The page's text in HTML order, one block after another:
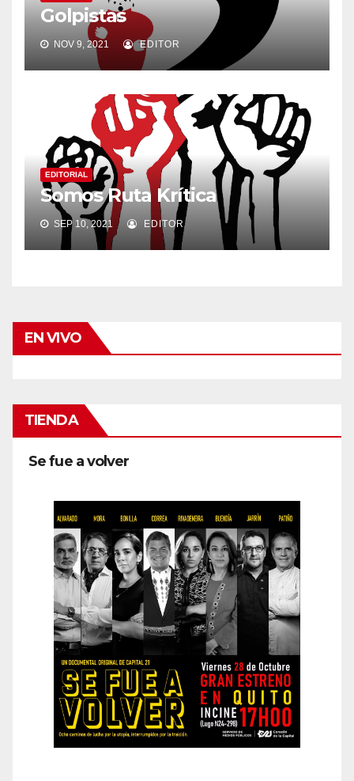
Golpistas
NOV 9, 2021 EDITOR
EDITORIAL
Somos Ruta Krítica
SEP 10, 2021 EDITOR
EN VIVO
TIENDA
Se fue a volver